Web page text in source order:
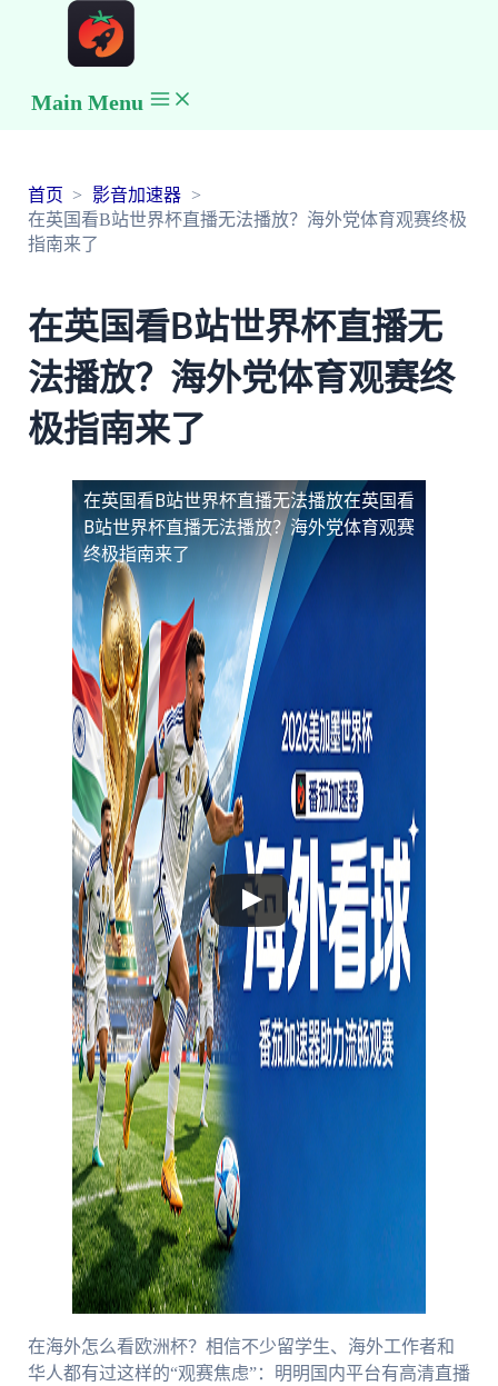
Main Menu
首页
影音加速器
在英国看B站世界杯直播无法播放？海外党体育观赛终极
指南来了
在英国看B站世界杯直播无
法播放？海外党体育观赛终
极指南来了
在英国看B站世界杯直播无法播放在英国看
B站世界杯直播无法播放？海外党体育观赛
终极指南来了
在海外怎么看欧洲杯？相信不少留学生、海外工作者和
华人都有过这样的“观赛焦虑”：明明国内平台有高清直播